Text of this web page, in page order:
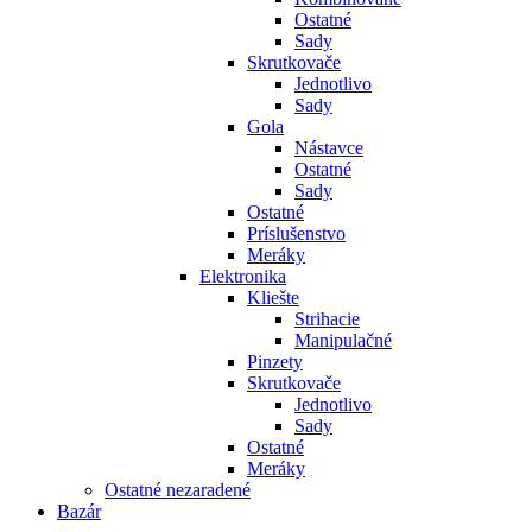
Ostatné
Sady
Skrutkovače
Jednotlivo
Sady
Gola
Nástavce
Ostatné
Sady
Ostatné
Príslušenstvo
Meráky
Elektronika
Kliešte
Strihacie
Manipulačné
Pinzety
Skrutkovače
Jednotlivo
Sady
Ostatné
Meráky
Ostatné nezaradené
Bazár